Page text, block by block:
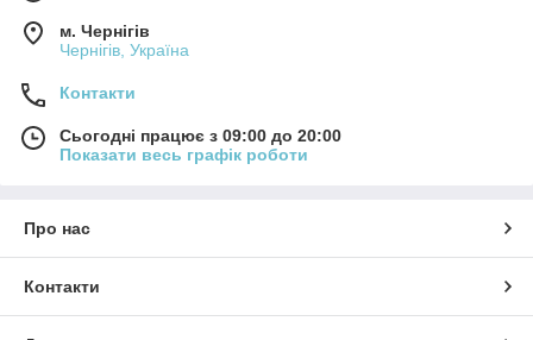
м. Чернігів
Чернігів, Україна
Контакти
Сьогодні працює з 09:00 до 20:00
Показати весь графік роботи
Про нас
Контакти